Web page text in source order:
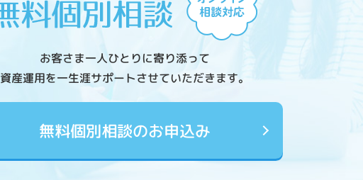
お客さま一人ひとりに寄り添って
資産運用を一生涯サポートさせていただきます。
無料個別相談のお申込み